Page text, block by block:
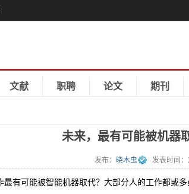
文献 职聘 论文 期刊
未来，最有可能被机
发布： 晓木虫 发表时间：
最有可能被智能机器取代？大部分人的工作都或